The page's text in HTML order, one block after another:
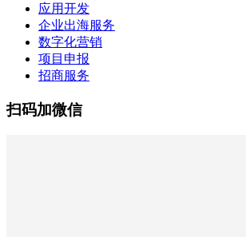
应用开发
企业出海服务
数字化营销
项目申报
招商服务
扫码加微信